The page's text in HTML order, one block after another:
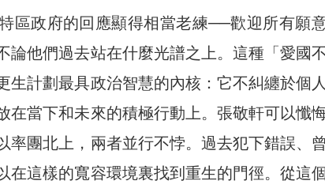
區政府的回應顯得相當老練──歡迎所有願
論他們過去站在什麼光譜之上。這種「愛國
生計劃最具政治智慧的內核：它不糾纏於個
在當下和未來的積極行動上。張敬軒可以懺悔
率團北上，兩者並行不悖。過去犯下錯誤、
在這樣的寬容環境裏找到重生的門徑。從這